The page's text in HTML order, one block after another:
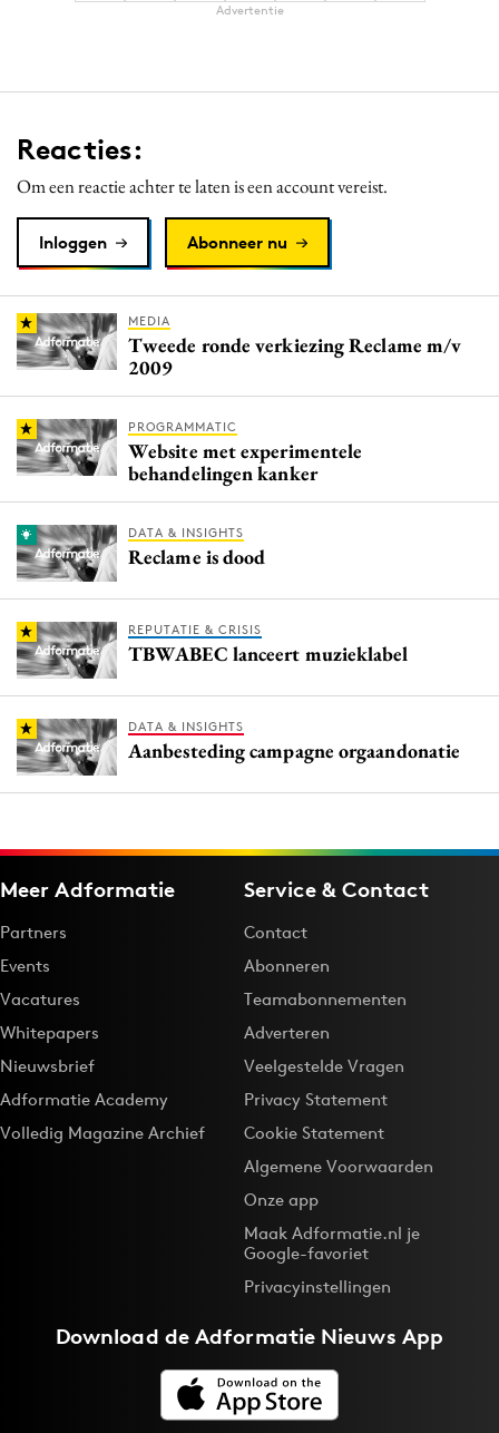
Advertentie
Reacties:
Om een reactie achter te laten is een account vereist.
Inloggen Abonneer nu
MEDIA
Tweede ronde verkiezing Reclame m/v
2009
PROGRAMMATIC
Website met experimentele
behandelingen kanker
DATA & INSIGHTS
Reclame is dood
REPUTATIE & CRISIS
TBWABEC lanceert muzieklabel
DATA & INSIGHTS
Aanbesteding campagne orgaandonatie
Meer Adformatie
Partners
Events
Vacatures
Whitepapers
Nieuwsbrief
Adformatie Academy
Volledig Magazine Archief
Service & Contact
Contact
Abonneren
Teamabonnementen
Adverteren
Veelgestelde Vragen
Privacy Statement
Cookie Statement
Algemene Voorwaarden
Onze app
Maak Adformatie.nl je
Google-favoriet
Privacyinstellingen
Download deAdformatie Nieuws App